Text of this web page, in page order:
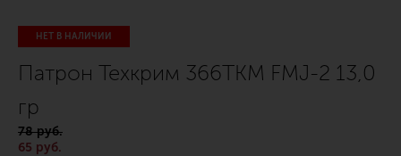
НЕТ В НАЛИЧИИ
Патрон Техкрим 366ТКМ FMJ-2 13,0
гр
78 руб.
65 руб.